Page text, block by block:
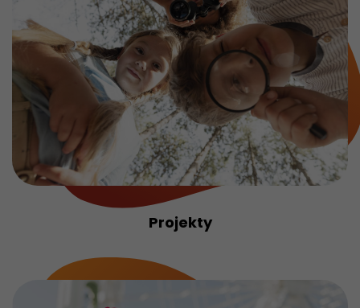
Projekty